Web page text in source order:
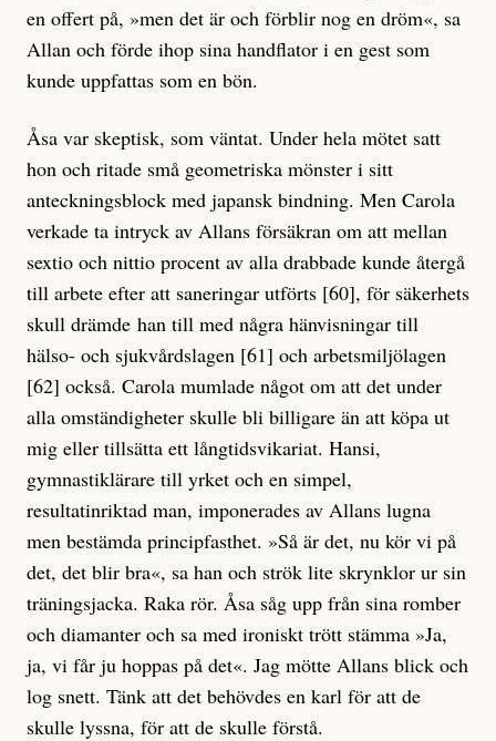
en offert på, »men det är och förblir nog en dröm«, sa
Allan och förde ihop sina handflator i en gest som
kunde uppfattas som en bön.
Åsa var skeptisk, som väntat. Under hela mötet satt
hon och ritade små geometriska mönster i sitt
anteckningsblock med japansk bindning. Men Carola
verkade ta intryck av Allans försäkran om att mellan
sextio och nittio procent av alla drabbade kunde återgå
till arbete efter att saneringar utförts [60], för säkerhets
skull drämde han till med några hänvisningar till
hälso- och sjukvårdslagen [61] och arbetsmiljölagen
[62] också. Carola mumlade något om att det under
alla omständigheter skulle bli billigare än att köpa ut
mig eller tillsätta ett långtidsvikariat. Hansi,
gymnastiklärare till yrket och en simpel,
resultatinriktad man, imponerades av Allans lugna
men bestämda principfasthet. »Så är det, nu kör vi på
det, det blir bra«, sa han och strök lite skrynklor ur sin
träningsjacka. Raka rör. Åsa såg upp från sina romber
och diamanter och sa med ironiskt trött stämma »Ja,
ja, vi får ju hoppas på det«. Jag mötte Allans blick och
log snett. Tänk att det behövdes en karl för att de
skulle lyssna, för att de skulle förstå.